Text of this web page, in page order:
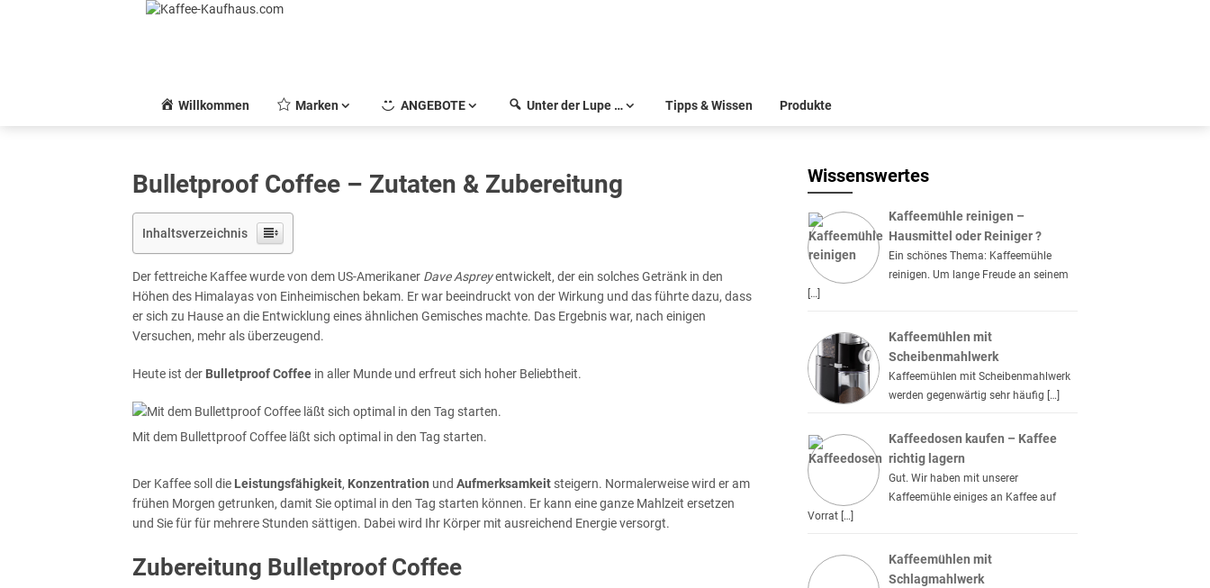
Willkommen Marken ANGEBOTE Unter der Lupe … Tipps & Wissen Produkte
Bulletproof Coffee – Zutaten & Zubereitung
Inhaltsverzeichnis
Der fettreiche Kaffee wurde von dem US-Amerikaner Dave Aspreyentwickelt, der ein solches Getränk in den
Höhen des Himalayas von Einheimischen bekam. Er war beeindruckt von der Wirkung und das führte dazu, dass
er sich zu Hause an die Entwicklung eines ähnlichen Gemisches machte. Das Ergebnis war, nach einigen
Versuchen, mehr als überzeugend.
Heute ist der Bulletproof Coffee in aller Munde und erfreut sich hoher Beliebtheit.
Mit dem Bullettproof Coffee läßt sich optimal in den Tag starten.
Der Kaffee soll die Leistungsfähigkeit, Konzentration und Aufmerksamkeit steigern. Normalerweise wird er am
frühen Morgen getrunken, damit Sie optimal in den Tag starten können. Er kann eine ganze Mahlzeit ersetzen
und Sie für für mehrere Stunden sättigen. Dabei wird Ihr Körper mit ausreichend Energie versorgt.
Zubereitung Bulletproof Coffee
Wissenswertes
Kaffeemühle reinigen –
Hausmittel oder Reiniger ?
Ein schönes Thema: Kaffeemühle
reinigen. Um lange Freude an seinem
[…]
Kaffeemühlen mit
Scheibenmahlwerk
Kaffeemühlen mit Scheibenmahlwerk
werden gegenwärtig sehr häufig […]
Kaffeedosen kaufen – Kaffee
richtig lagern
Gut. Wir haben mit unserer
Kaffeemühle einiges an Kaffee auf
Vorrat […]
Kaffeemühlen mit
Schlagmahlwerk